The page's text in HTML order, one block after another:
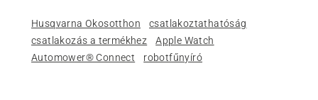
Husqvarna Okosotthon
csatlakoztathatóság
csatlakozás a termékhez
Apple Watch
Automower® Connect
robotfűnyíró